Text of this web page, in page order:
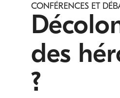
CONFÉRENCES ET
des
?